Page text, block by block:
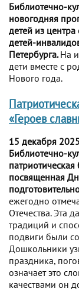
Библиотечно-
новогодняя
детей из
детей-
Петербурга.На
дети вместе с
Нового года.
«Героев
15 декабря
Библиотечно-
посвященная
ежегодно
Отечества. Эта
традиций и
подвиги были
Дошкольники
праздника,
означает это
качествами он